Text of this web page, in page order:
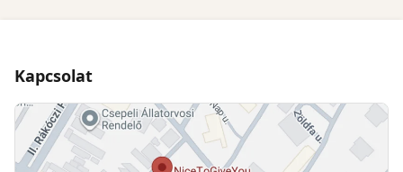
Kapcsolat